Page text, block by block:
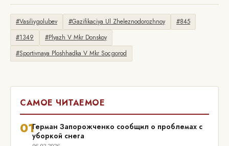
#Vasiliygolubev #Gazifikaciya Ul Zheleznodorozhnoy
#845
#1349
#Plyazh V Mkr Donskoy
#Sportivnaya Ploshhadka V Mkr Socgorod
САМОЕ ЧИТАЕМОЕ
01Герман Запорожченко сообщил о проблемах с
уборкой снега